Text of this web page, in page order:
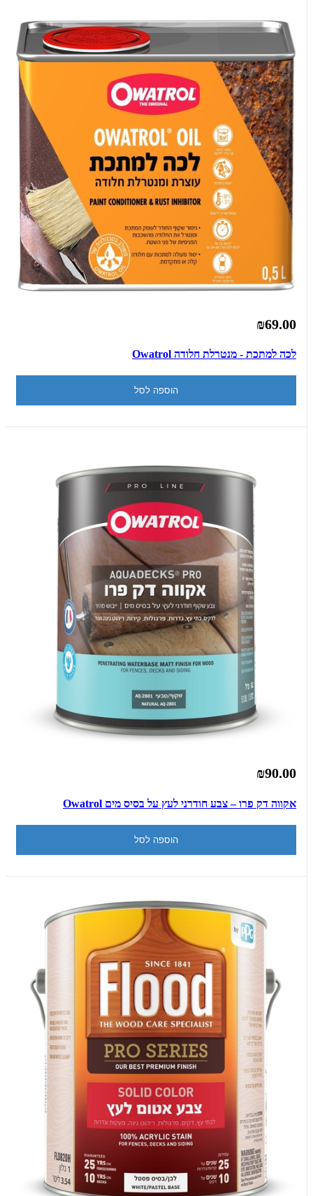
₪69.00
לכה למתכת - מנטרלת חלודה Owatrol
הוספה לסל
₪90.00
אקווה דק פרו – צבע חודרני לעץ על בסיס מים Owatrol
הוספה לסל